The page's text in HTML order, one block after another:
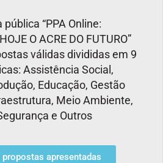
“PPA Online:
O ACRE DO FUTURO”
válidas divididas em 9
Assistência Social,
Educação, Gestão
Meio Ambiente,
e Outros
propostas apresentadas